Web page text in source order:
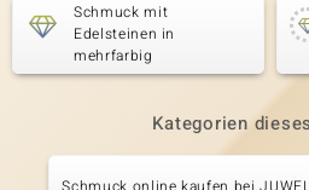
Schmuck mit
Edelsteinen in
mehrfarbig
Kategorien